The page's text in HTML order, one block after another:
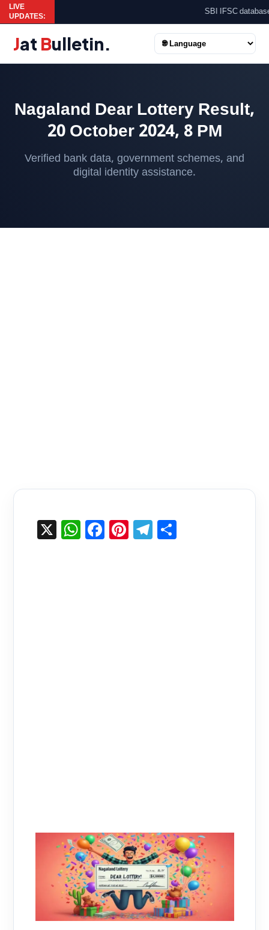
LIVE
UPDATES:
SBI IFSC database
Jat Bulletin.
Nagaland Dear Lottery Result,
20 October 2024, 8 PM
Verified bank data, government schemes, and
digital identity assistance.
X WhatsApp
Facebook
Pinterest
Telegram